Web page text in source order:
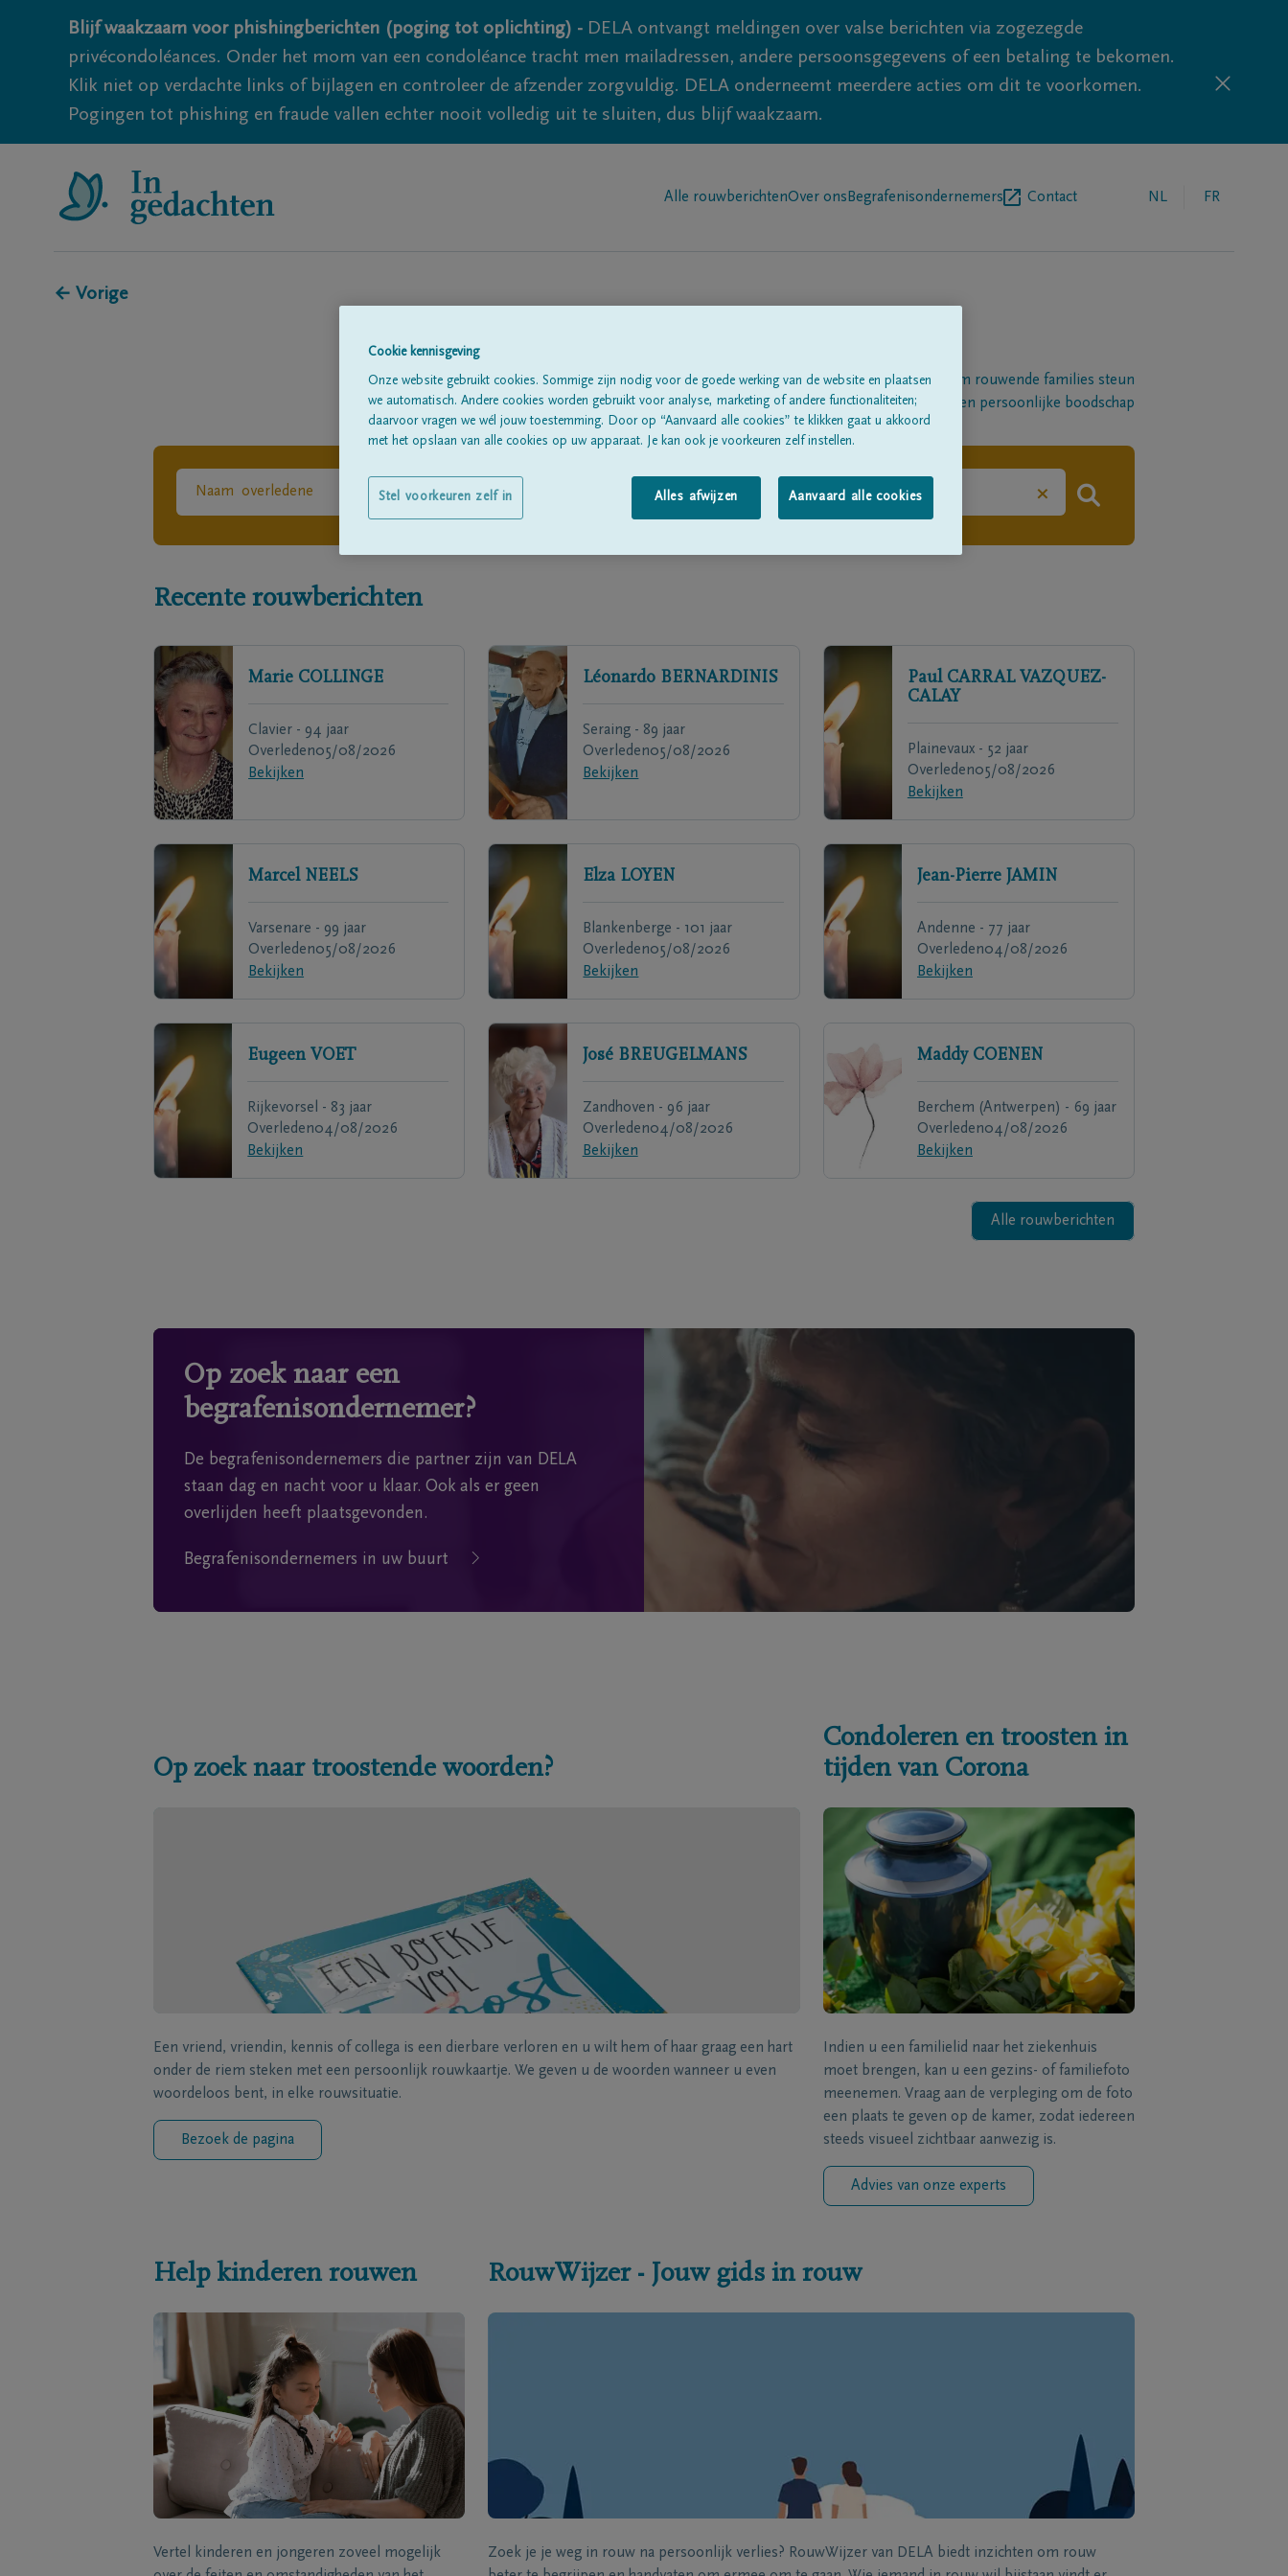
Blijf waakzaam voor phishingberichten (poging tot oplichting) - DELA ontvangt meldingen over valse berichten via zogezegde
privécondoléances. Onder het mom van een condoléance tracht men mailadressen, andere persoonsgegevens of een betaling te bekomen.
Klik niet op verdachte links of bijlagen en controleer de afzender zorgvuldig. DELA onderneemt meerdere acties om dit te voorkomen.
Pogingen tot phishing en fraude vallen echter nooit volledig uit te sluiten, dus blijf waakzaam.
Alle rouwberichtenOver ons Begrafenisondernemers Contact NL FR
← Vorige
Een platform om rouwende families steun
te betuigen met een persoonlijke boodschap
×
Recente rouwberichten
Marie COLLINGE
Clavier - 94 jaar
Overleden05/08/2026
Bekijken
Léonardo BERNARDINIS
Seraing - 89 jaar
Overleden05/08/2026
Bekijken
Paul CARRAL VAZQUEZ-
CALAY
Plainevaux - 52 jaar
Overleden05/08/2026
Bekijken
Marcel NEELS
Varsenare - 99 jaar
Overleden05/08/2026
Bekijken
Elza LOYEN
Blankenberge - 101 jaar
Overleden05/08/2026
Bekijken
Jean-Pierre JAMIN
Andenne - 77 jaar
Overleden04/08/2026
Bekijken
Eugeen VOET
Rijkevorsel - 83 jaar
Overleden04/08/2026
Bekijken
José BREUGELMANS
Zandhoven - 96 jaar
Overleden04/08/2026
Bekijken
Maddy COENEN
Berchem (Antwerpen) - 69 jaar
Overleden04/08/2026
Bekijken
Alle rouwberichten
Op zoek naar een
begrafenisondernemer?
De begrafenisondernemers die partner zijn van DELA
staan dag en nacht voor u klaar. Ook als er geen
overlijden heeft plaatsgevonden.
Begrafenisondernemers in uw buurt
Op zoek naar troostende woorden?
Een vriend, vriendin, kennis of collega is een dierbare verloren en u wilt hem of haar graag een hart
onder de riem steken met een persoonlijk rouwkaartje. We geven u de woorden wanneer u even
woordeloos bent, in elke rouwsituatie.
Bezoek de pagina
Condoleren en troosten in
tijden van Corona
Indien u een familielid naar het ziekenhuis
moet brengen, kan u een gezins- of familiefoto
meenemen. Vraag aan de verpleging om de foto
een plaats te geven op de kamer, zodat iedereen
steeds visueel zichtbaar aanwezig is.
Advies van onze experts
Help kinderen rouwen
Vertel kinderen en jongeren zoveel mogelijk
RouwWijzer - Jouw gids in rouw
Zoek je je weg in rouw na persoonlijk verlies? RouwWijzer van DELA biedt inzichten om rouw
Cookie kennisgeving
Onze website gebruikt cookies. Sommige zijn nodig voor de goede werking van de website en plaatsen
we automatisch. Andere cookies worden gebruikt voor analyse, marketing of andere functionaliteiten;
daarvoor vragen we wél jouw toestemming. Door op “Aanvaard alle cookies” te klikken gaat u akkoord
met het opslaan van alle cookies op uw apparaat. Je kan ook je voorkeuren zelf instellen.
Alles afwijzen Aanvaard alle cookies
Stel voorkeuren zelf in